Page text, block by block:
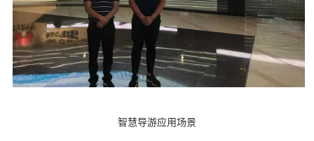
智慧导游应用场景